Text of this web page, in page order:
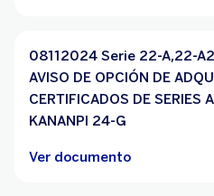
08112024 Serie 22-A,22-
AVISO DE OPCIÓN DE
CERTIFICADOS DE SERIES
KANANPI 24-G
Ver documento